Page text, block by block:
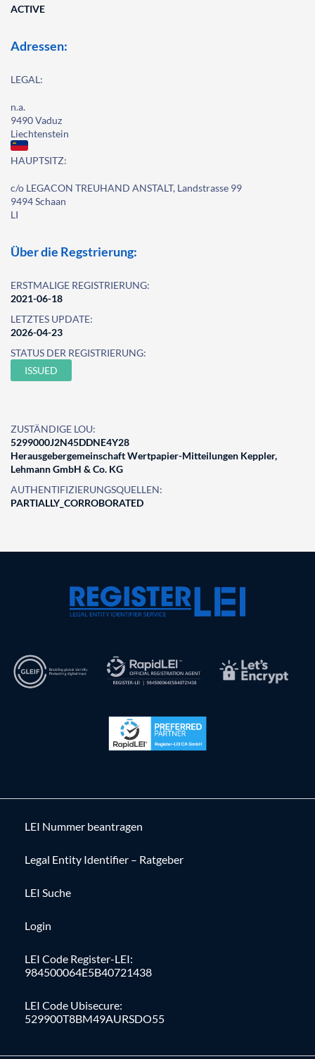
ACTIVE
Adressen:
LEGAL:
n.a.
9490 Vaduz
Liechtenstein
HAUPTSITZ:
c/o LEGACON TREUHAND ANSTALT, Landstrasse 99
9494 Schaan
LI
Über die Regstrierung:
ERSTMALIGE REGISTRIERUNG:
2021-06-18
LETZTES UPDATE:
2026-04-23
STATUS DER REGISTRIERUNG:
ISSUED
ZUSTÄNDIGE LOU:
5299000J2N45DDNE4Y28
Herausgebergemeinschaft Wertpapier-Mitteilungen Keppler,
Lehmann GmbH & Co. KG
AUTHENTIFIZIERUNGSQUELLEN:
PARTIALLY_CORROBORATED
LEI Nummer beantragen
Legal Entity Identifier – Ratgeber
LEI Suche
Login
LEI Code Register-LEI:
984500064E5B40721438
LEI Code Ubisecure:
529900T8BM49AURSDO55